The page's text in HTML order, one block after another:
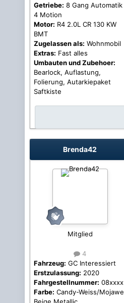
Getriebe: 8 Gang Automatik
4 Motion
Motor: R4 2.0L CR 130 KW
BMT
Zugelassen als: Wohnmobil
Extras: Fast alles
Umbauten und Zubehoer:
Bearlock, Auflastung,
Folierung, Autarkiepaket
Saftkiste
Brenda42
Mitglied
4
Fahrzeug: GC Interessiert
Erstzulassung: 2020
Fahrgestellnummer: 08xxxx
Farbe: Candy-Weiss/Mojawe